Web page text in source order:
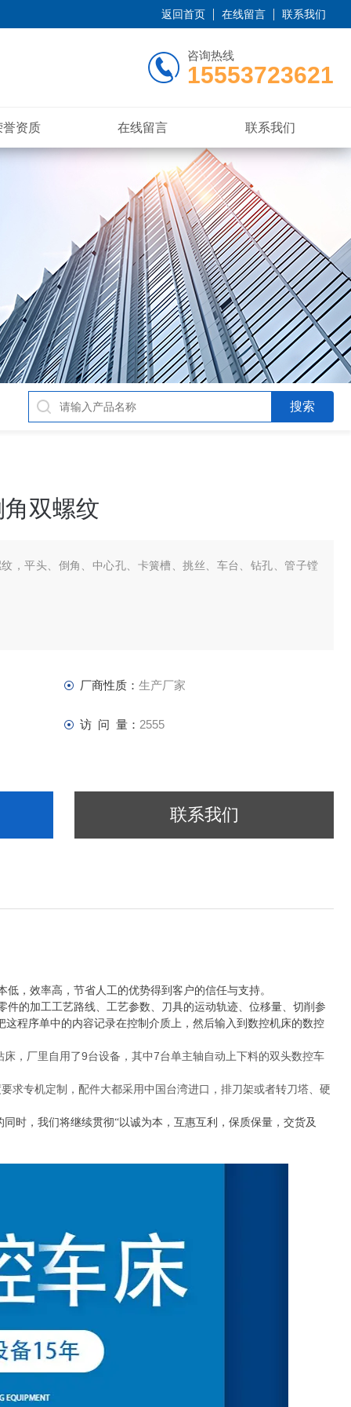
返回首页 在线留言 联系我们
咨询热线
15553723621
誉资质 在线留言 联系我们
双螺纹
，平头、倒角、中心孔、卡簧槽、挑丝、车台、钻孔、管子镗
厂商性质： 生产厂家
访 问 量： 2555
联系我们
，效率高，节省人工的优势得到客户的信任与支持。
的加工工艺路线、工艺参数、刀具的运动轨迹、位移量、切削参
程序单中的内容记录在控制介质上，然后输入到数控机床的数控
，厂里自用了9台设备，其中7台单主轴自动上下料的双头数控车
专机定制，配件大都采用中国台湾进口，排刀架或者转刀塔、硬
时，我们将继续贯彻“以诚为本，互惠互利，保质保量，交货及